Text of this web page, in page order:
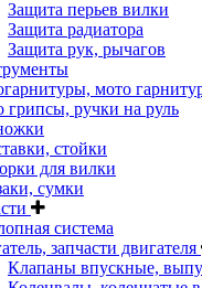
Защита перьев вилки
Защита радиатора
Защита рук, рычагов
мото
грипсы, ручки на руль
стойки
для вилки
сумки
система
запчасти двигателя
Клапаны впускные,